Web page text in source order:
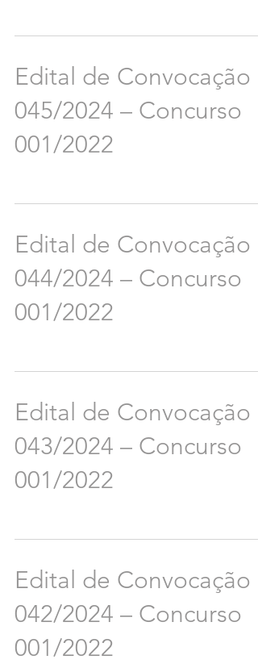
Edital de Convocação
045/2024 – Concurso
001/2022
Edital de Convocação
044/2024 – Concurso
001/2022
Edital de Convocação
043/2024 – Concurso
001/2022
Edital de Convocação
042/2024 – Concurso
001/2022